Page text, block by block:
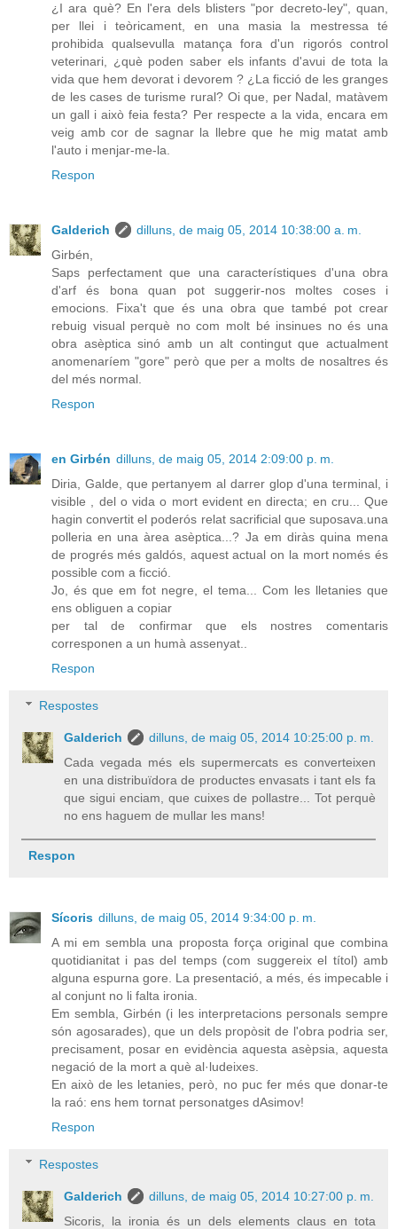
¿I ara què? En l'era dels blisters "por decreto-ley", quan,
per llei i teòricament, en una masia la mestressa té
prohibida qualsevulla matança fora d'un rigorós control
veterinari, ¿què poden saber els infants d'avui de tota la
vida que hem devorat i devorem ? ¿La ficció de les granges
de les cases de turisme rural? Oi que, per Nadal, matàvem
un gall i això feia festa? Per respecte a la vida, encara em
veig amb cor de sagnar la llebre que he mig matat amb
l'auto i menjar-me-la.
Respon
Galderich
dilluns, de maig 05, 2014 10:38:00 a. m.
Girbén,
Saps perfectament que una característiques d'una obra
d'arf és bona quan pot suggerir-nos moltes coses i
emocions. Fixa't que és una obra que també pot crear
rebuig visual perquè no com molt bé insinues no és una
obra asèptica sinó amb un alt contingut que actualment
anomenaríem "gore" però que per a molts de nosaltres és
del més normal.
Respon
en Girbén dilluns, de maig 05, 2014 2:09:00 p. m.
Diria, Galde, que pertanyem al darrer glop d'una terminal, i
visible , del o vida o mort evident en directa; en cru... Que
hagin convertit el poderós relat sacrificial que suposava.una
polleria en una àrea asèptica...? Ja em diràs quina mena
de progrés més galdós, aquest actual on la mort només és
possible com a ficció.
Jo, és que em fot negre, el tema... Com les lletanies que
ens obliguen a copiar
per tal de confirmar que els nostres comentaris
corresponen a un humà assenyat..
Respon
Respostes
Galderich
dilluns, de maig 05, 2014 10:25:00 p. m.
Cada vegada més els supermercats es converteixen
en una distribuïdora de productes envasats i tant els fa
que sigui enciam, que cuixes de pollastre... Tot perquè
no ens haguem de mullar les mans!
Respon
Sícoris dilluns, de maig 05, 2014 9:34:00 p. m.
A mi em sembla una proposta força original que combina
quotidianitat i pas del temps (com suggereix el títol) amb
alguna espurna gore. La presentació, a més, és impecable i
al conjunt no li falta ironia.
Em sembla, Girbén (i les interpretacions personals sempre
són agosarades), que un dels propòsit de l'obra podria ser,
precisament, posar en evidència aquesta asèpsia, aquesta
negació de la mort a què al·ludeixes.
En això de les letanies, però, no puc fer més que donar-te
la raó: ens hem tornat personatges dAsimov!
Respon
Respostes
Galderich
dilluns, de maig 05, 2014 10:27:00 p. m.
Sicoris, la ironia és un dels elements claus en tota